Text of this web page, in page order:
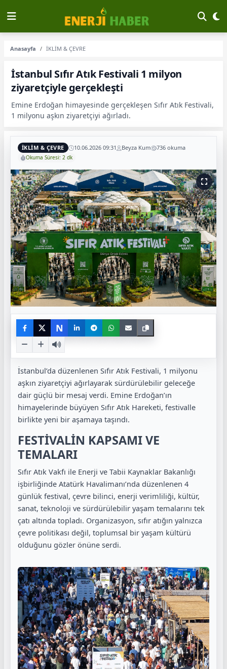
Anasayfa İKLİM & ÇEVRE
İstanbul Sıfır Atık Festivali 1 milyon
ziyaretçiyle gerçekleşti
Emine Erdoğan himayesinde gerçekleşen Sıfır Atık Festivali,
1 milyonu aşkın ziyaretçiyi ağırladı.
İKLİM & ÇEVRE 10.06.2026 09:31 Beyza Kum 736 okuma
Okuma Süresi: 2 dk
N
İstanbul’da düzenlenen Sıfır Atık Festivali, 1 milyonu
aşkın ziyaretçiyi ağırlayarak sürdürülebilir geleceğe
dair güçlü bir mesaj verdi. Emine Erdoğan’ın
himayelerinde büyüyen Sıfır Atık Hareketi, festivalle
birlikte yeni bir aşamaya taşındı.
FESTİVALİN KAPSAMI VE
TEMALARI
Sıfır Atık Vakfı ile Enerji ve Tabii Kaynaklar Bakanlığı
işbirliğinde Atatürk Havalimanı’nda düzenlenen 4
günlük festival, çevre bilinci, enerji verimliliği, kültür,
sanat, teknoloji ve sürdürülebilir yaşam temalarını tek
çatı altında topladı. Organizasyon, sıfır atığın yalnızca
çevre politikası değil, toplumsal bir yaşam kültürü
olduğunu gözler önüne serdi.